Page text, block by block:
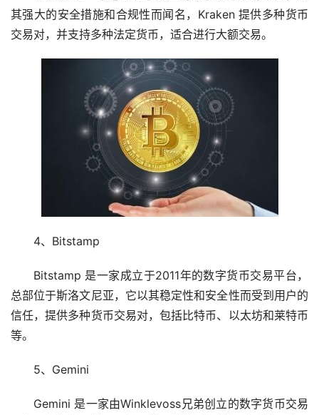
其强大的安全措施和合规性而闻名，Kraken 提供多种货币
交易对，并支持多种法定货币，适合进行大额交易。
4、Bitstamp
Bitstamp 是一家成立于2011年的数字货币交易平台，
总部位于斯洛文尼亚，它以其稳定性和安全性而受到用户的
信任，提供多种货币交易对，包括比特币、 以太坊和莱特币
等。
5、Gemini
Gemini 是一家由Winklevoss兄弟创立的数字货币交易